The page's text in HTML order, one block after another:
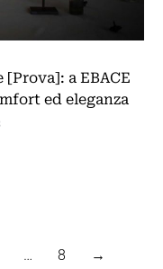
a EBACE
ed eleganza
… 8 →